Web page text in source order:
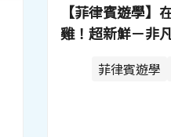
【菲律賓遊學】
雞！超新鮮－非
菲律賓遊學